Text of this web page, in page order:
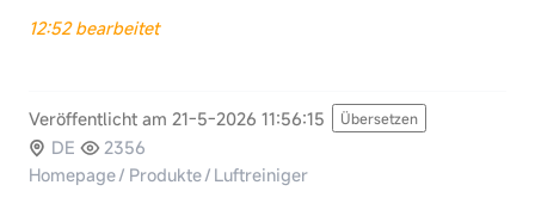
12:52 bearbeitet
Veröffentlicht am 21-5-2026 11:56:15 Übersetzen
DE
2356
Homepage/ Produkte/ Luftreiniger